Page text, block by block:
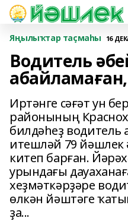
Яңылыҡтар таҫмаһы 16
Водитель
Иртәнге сәғәт ун
районының
билдәһеҙ водитель
итешләй 79 йәшлек
китеп барған.
урындағы
хеҙмәткәрҙәре
өлкән йәштәге
ҙа...